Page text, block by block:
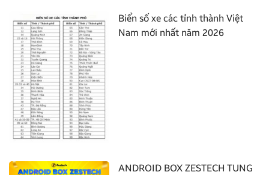
Biển số xe các tỉnh thành Việt
Nam mới nhất năm 2026
ANDROID BOX ZESTECH TUNG